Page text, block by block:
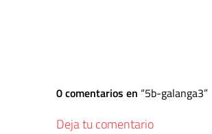
0 comentarios en 5b-galanga3
Deja tu comentario